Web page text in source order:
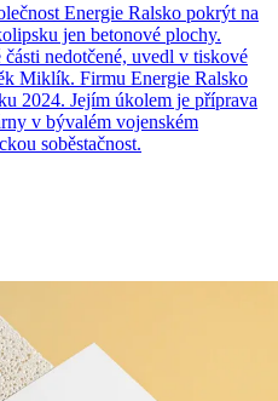
Energie Ralsko pokrýt na
jen betonové plochy.
nedotčené, uvedl v tiskové
Miklík. Firmu Energie Ralsko
2024. Jejím úkolem je příprava
v bývalém vojenském
soběstačnost.